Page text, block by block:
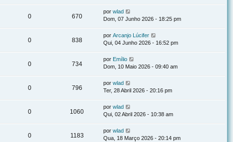
0 670
por wlad
Dom, 07 Junho 2026 - 18:25 pm
0 838
por Arcanjo Lúcifer
Qui, 04 Junho 2026 - 16:52 pm
0 734
por Emílio
Dom, 10 Maio 2026 - 09:40 am
0 796
por wlad
Ter, 28 Abril 2026 - 20:16 pm
0 1060
por wlad
Qui, 02 Abril 2026 - 10:38 am
0 1183
por wlad
Qua, 18 Março 2026 - 20:14 pm